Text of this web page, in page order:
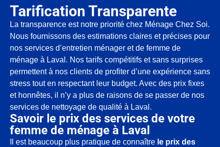
Tarification Transparente
La transparence est notre priorité chez Ménage Chez Soi.
Nous fournissons des estimations claires et précises pour
nos services d’entretien ménager et de femme de
ménage à Laval. Nos tarifs compétitifs et sans surprises
permettent à nos clients de profiter d’une expérience sans
stress tout en respectant leur budget. Avec des prix fixes
et honnêtes, il n’y a plus de raisons de se passer de nos
services de nettoyage de qualité à Laval.
Savoir le prix des services de votre
femme de ménage à Laval
Il est beaucoup plus pratique de connaître le prix des